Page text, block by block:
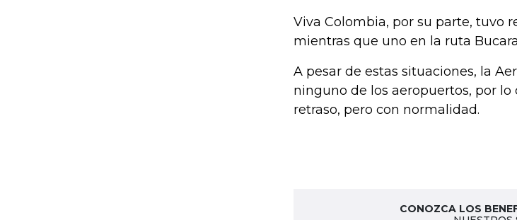
Viva Colombia, por su parte, tuvo
mientras que uno en la ruta
A pesar de estas situaciones, la
ninguno de los aeropuertos, por
retraso, pero con normalidad.
CONOZCA LOS